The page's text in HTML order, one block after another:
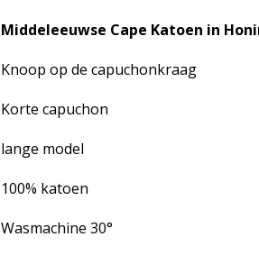
Middeleeuwse Cape Katoen in
Knoop op de capuchonkraag
Korte capuchon
lange model
100% katoen
Wasmachine 30°